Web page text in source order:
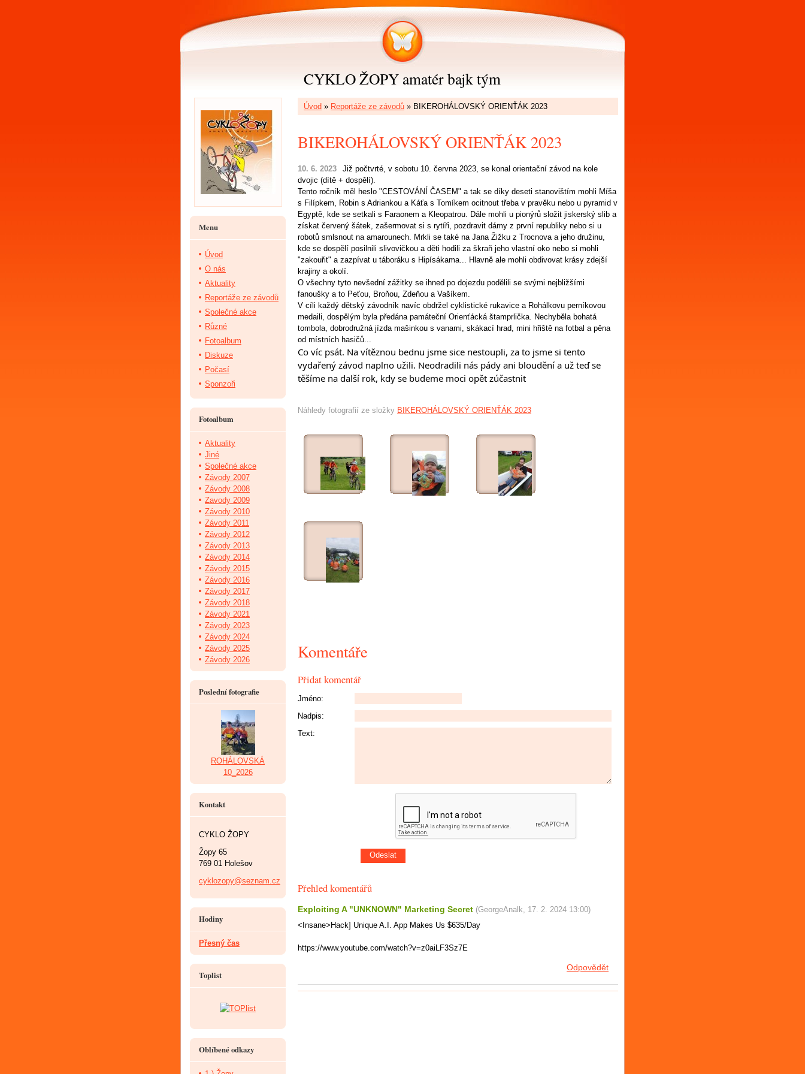
CYKLO ŽOPY amatér bajk tým
Úvod » Reportáže ze závodů » BIKEROHÁLOVSKÝ ORIENŤÁK 2023
BIKEROHÁLOVSKÝ ORIENŤÁK 2023
10. 6. 2023
Již počtvrté, v sobotu 10. června 2023, se konal orientační závod na kole
dvojic (dítě + dospělí).
Tento ročník měl heslo "CESTOVÁNÍ ČASEM" a tak se díky deseti stanovištím mohli Míša
s Filípkem, Robin s Adriankou a Káťa s Tomíkem ocitnout třeba v pravěku nebo u pyramid v
Egyptě, kde se setkali s Faraonem a Kleopatrou. Dále mohli u pionýrů složit jiskerský slib a
získat červený šátek, zašermovat si s rytíři, pozdravit dámy z první republiky nebo si u
robotů smlsnout na amarounech. Mrkli se také na Jana Žižku z Trocnova a jeho družinu,
kde se dospělí posilnili slivovičkou a děti hodili za škraň jeho vlastní oko nebo si mohli
"zakouřit" a zazpívat u táboráku s Hipísákama... Hlavně ale mohli obdivovat krásy zdejší
krajiny a okolí.
O všechny tyto nevšední zážitky se ihned po dojezdu podělili se svými nejbližšími
fanoušky a to Peťou, Broňou, Zdeňou a Vašíkem.
V cíli každý dětský závodník navíc obdržel cyklistické rukavice a Rohálkovu perníkovou
medaili, dospělým byla předána památeční Orienťácká štamprlička. Nechyběla bohatá
tombola, dobrodružná jízda mašinkou s vanami, skákací hrad, mini hřiště na fotbal a pěna
od místních hasičů...
Co víc psát. Na vítěznou bednu jsme sice nestoupli, za to jsme si tento
vydařený závod naplno užili. Neodradili nás pády ani bloudění a už teď se
těšíme na další rok, kdy se budeme moci opět zúčastnit
Náhledy fotografií ze složky BIKEROHÁLOVSKÝ ORIENŤÁK 2023
Komentáře
Přidat komentář
Jméno:
Nadpis:
Text:
Přehled komentářů
Exploiting A "UNKNOWN" Marketing Secret (GeorgeAnalk, 17. 2. 2024 13:00)
<Insane>Hack] Unique A.I. App Makes Us $635/Day
https://www.youtube.com/watch?v=z0aiLF3Sz7E
Odpovědět
Menu
Úvod
O nás
Aktuality
Reportáže ze závodů
Společné akce
Různé
Fotoalbum
Diskuze
Počasí
Sponzoři
Fotoalbum
Aktuality
Jiné
Společné akce
Závody 2007
Závody 2008
Zavody 2009
Závody 2010
Závody 2011
Závody 2012
Závody 2013
Závody 2014
Závody 2015
Závody 2016
Závody 2017
Závody 2018
Závody 2021
Závody 2023
Závody 2024
Závody 2025
Závody 2026
Poslední fotografie
ROHÁLOVSKÁ
10_2026
Kontakt
CYKLO ŽOPY
Žopy 65
769 01 Holešov
cyklozopy@seznam.cz
Hodiny
Přesný čas
Toplist
Oblíbené odkazy